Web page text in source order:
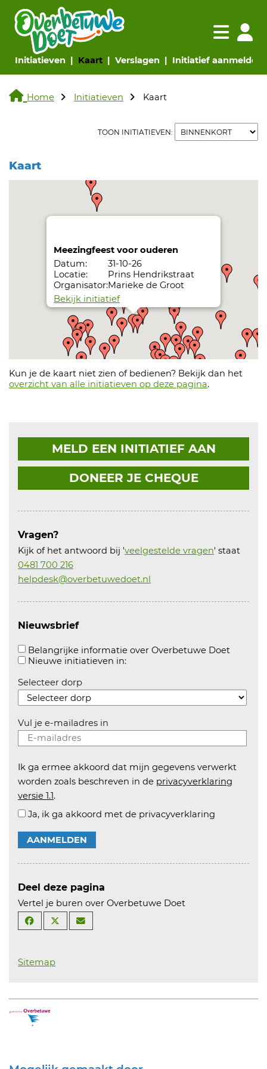
Initiatieven(huidige pagina)
Kaart(huidige pagina)
Verslagen(huidige pagina)
Initiatief aanmelden
Navigatie
Home Initiatieven Kaart
TOON INITIATIEVEN:
Kaart
Meezingfeest voor ouderen
Datum:
31-10-26
Locatie:
Prins Hendrikstraat
Organisator:Marieke de Groot
Bekijk initiatief
Weer een jaar ruilen bij Krijg de Kleertjes Elst
Datum:
01-05-26 t/m 31-12-26
Locatie:
Prins Hendrikstraat
Organisator: KrijgdeKleertjes Ruilpunt Elst
Bekijk initiatief
Organisator:Hetty Jansen
Bekijk initiatief
Kun je de kaart niet zien of bedienen? Bekijk dan het
overzicht van alle initiatieven op deze pagina.
MELD EEN INITIATIEF AAN
DONEER JE CHEQUE
Vragen?
Kijk of het antwoord bij 'veelgestelde vragen' staat
0481 700 216
helpdesk@overbetuwedoet.nl
Nieuwsbrief
Belangrijke informatie over Overbetuwe Doet
Nieuwe initiatieven in:Aanvinken om informatie over
Selecteer dorp
Vul je e-mailadres in
Ik ga ermee akkoord dat mijn gegevens verwerkt
worden zoals beschreven in de privacyverklaring
versie 1.1.
Ja, ik ga akkoord met de privacyverklaring
AANMELDEN
Deel deze pagina
Vertel je buren over Overbetuwe Doet
Sitemap